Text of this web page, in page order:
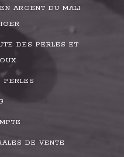
ARGENT DU MALI
DES PERLES ET
PERLES
DE VENTE